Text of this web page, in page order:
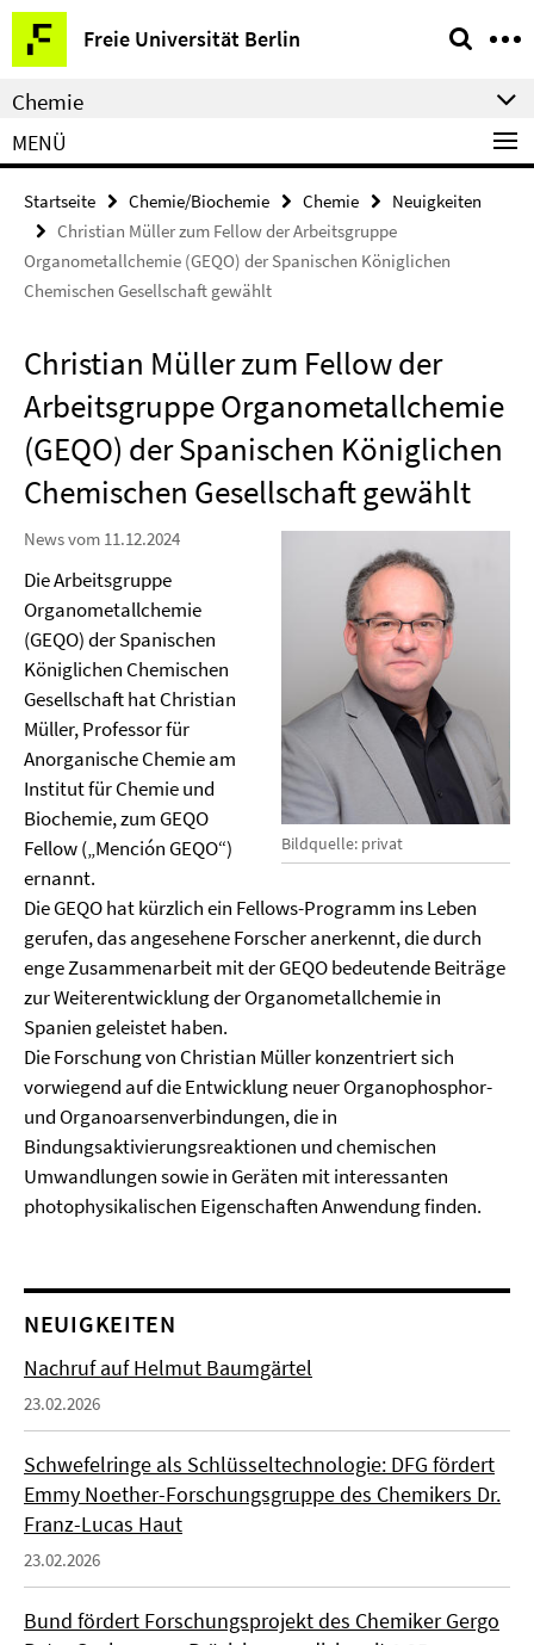
Springe
direkt
zu
Inhalt
Freie Universität Berlin
Service-
Navigation
Chemie
MENÜ
Startseite Chemie/Biochemie Chemie
Neuigkeiten
Christian Müller zum Fellow der Arbeitsgruppe
Organometallchemie (GEQO) der Spanischen Königlichen
Chemischen Gesellschaft gewählt
Christian Müller zum Fellow der
Arbeitsgruppe Organometallchemie
(GEQO) der Spanischen Königlichen
Chemischen Gesellschaft gewählt
Bildquelle: privat
News vom 11.12.2024
Die Arbeitsgruppe
Organometallchemie
(GEQO) der Spanischen
Königlichen Chemischen
Gesellschaft hat Christian
Müller, Professor für
Anorganische Chemie am
Institut für Chemie und
Biochemie, zum GEQO
Fellow („Mención GEQO“)
ernannt.
Die GEQO hat kürzlich ein Fellows-Programm ins Leben
gerufen, das angesehene Forscher anerkennt, die durch
enge Zusammenarbeit mit der GEQO bedeutende Beiträge
zur Weiterentwicklung der Organometallchemie in
Spanien geleistet haben.
Die Forschung von Christian Müller konzentriert sich
vorwiegend auf die Entwicklung neuer Organophosphor-
und Organoarsenverbindungen, die in
Bindungsaktivierungsreaktionen und chemischen
Umwandlungen sowie in Geräten mit interessanten
photophysikalischen Eigenschaften Anwendung finden.
NEUIGKEITEN
Nachruf auf Helmut Baumgärtel
23.02.2026
Schwefelringe als Schlüsseltechnologie: DFG fördert
Emmy Noether-Forschungsgruppe des Chemikers Dr.
Franz-Lucas Haut
23.02.2026
Bund fördert Forschungsprojekt des Chemiker Gergo